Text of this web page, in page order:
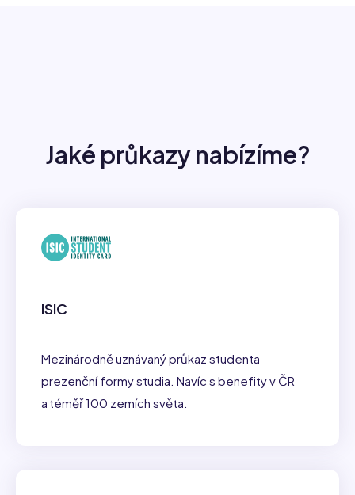
Jaké průkazy nabízíme?
ISIC
Mezinárodně uznávaný průkaz studenta
prezenční formy studia. Navíc s benefity v ČR
a téměř 100 zemích světa.